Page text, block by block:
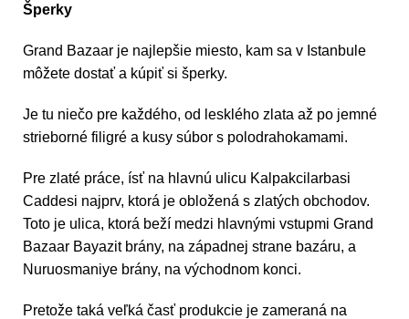
Šperky
Grand Bazaar je najlepšie miesto, kam sa v Istanbule
môžete dostať a kúpiť si šperky.
Je tu niečo pre každého, od lesklého zlata až po jemné
strieborné filigré a kusy súbor s polodrahokamami.
Pre zlaté práce, ísť na hlavnú ulicu Kalpakcilarbasi
Caddesi najprv, ktorá je obložená s zlatých obchodov.
Toto je ulica, ktorá beží medzi hlavnými vstupmi Grand
Bazaar Bayazit brány, na západnej strane bazáru, a
Nuruosmaniye brány, na východnom konci.
Pretože taká veľká časť produkcie je zameraná na